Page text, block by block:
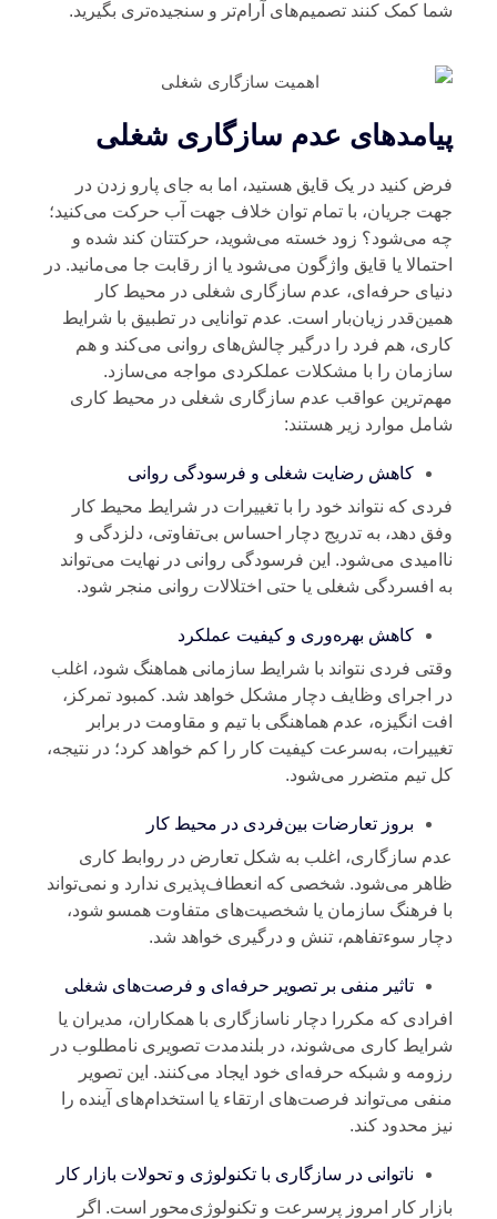
کمک کنند تصمیم‌های آرام‌تر و سنجیده‌تری بگیرید.
عدم سازگاری شغلی
کنید در یک قایق هستید، اما به‌ جای پارو زدن در
جریان، با تمام توان خلاف جهت آب حرکت می‌کنید؛
می‌شود؟ زود خسته می‌شوید، حرکتتان کند شده و
یا قایق واژگون می‌شود یا از رقابت جا می‌مانید. در
حرفه‌ای، عدم سازگاری شغلی در محیط کار
زیان‌بار است. عدم توانایی در تطبیق با شرایط
هم فرد را درگیر چالش‌های روانی می‌کند و هم
را با مشکلات عملکردی مواجه می‌سازد.
عواقب عدم سازگاری شغلی در محیط کاری
موارد زیر هستند:
کاهش رضایت شغلی و فرسودگی روانی
که نتواند خود را با تغییرات در شرایط محیط کار
دهد، به‌ تدریج دچار احساس بی‌تفاوتی، دلزدگی و
می‌شود. این فرسودگی روانی در نهایت می‌تواند
افسردگی شغلی یا حتی اختلالات روانی منجر شود.
کاهش بهره‌وری و کیفیت عملکرد
فردی نتواند با شرایط سازمانی هماهنگ شود، اغلب
اجرای وظایف دچار مشکل خواهد شد. کمبود تمرکز،
انگیزه، عدم هماهنگی با تیم و مقاومت در برابر
به‌سرعت کیفیت کار را کم خواهد کرد ؛در نتیجه،
تیم متضرر می‌شود.
بروز تعارضات بین‌فردی در محیط کار
سازگاری، اغلب به شکل تعارض در روابط کاری
می‌شود. شخصی که انعطاف‌پذیری ندارد و نمی‌تواند
فرهنگ سازمان یا شخصیت‌های متفاوت همسو شود،
سوءتفاهم، تنش و درگیری خواهد شد.
تاثیر منفی بر تصویر حرفه‌ای و فرصت‌های شغلی
که مکررا دچار ناسازگاری با همکاران، مدیران یا
کاری می‌شوند، در بلندمدت تصویری نامطلوب در
و شبکه حرفه‌ای خود ایجاد می‌کنند. این تصویر
می‌تواند فرصت‌های ارتقاء یا استخدام‌های آینده را
محدود کند.
ناتوانی در سازگاری با تکنولوژی و تحولات بازار کار
کار امروز پرسرعت و تکنولوژی‌محور است. اگر